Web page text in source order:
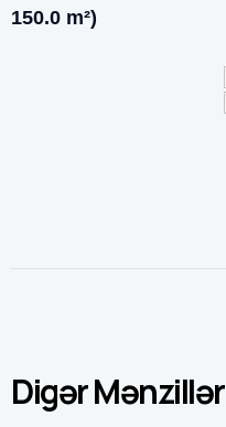
150.0 m²)
Digər Mənzillər